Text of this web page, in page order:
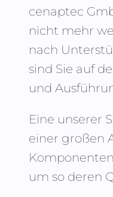
cenaptec
nicht mehr
nach
sind Sie auf
und
Eine unserer
einer großen
um so deren